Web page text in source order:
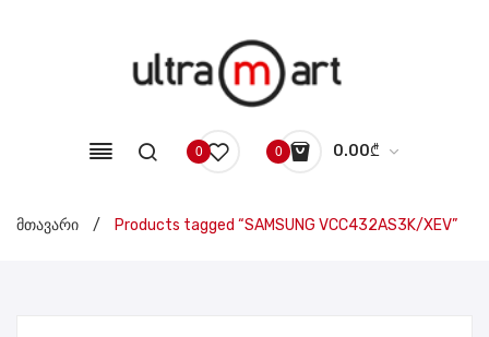
0 0 0.00₾
No products in the cart.
მთავარი / Products tagged “SAMSUNG VCC432AS3K/XEV”